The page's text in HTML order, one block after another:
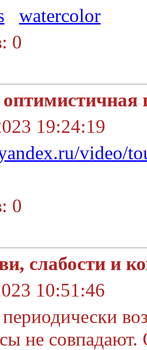
watercolor
0
19:24:19
video/
0
слабости и
10:51:46
не